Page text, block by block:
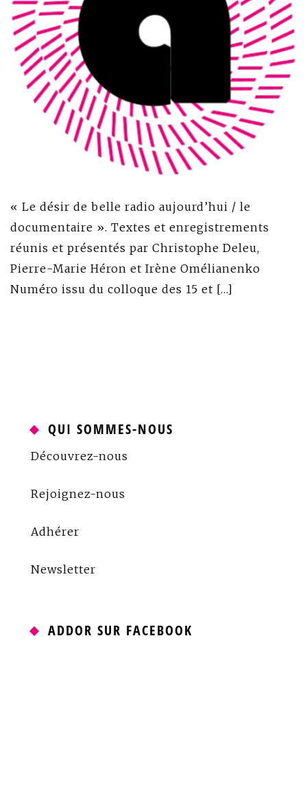
« Le désir de belle radio aujourd’hui / le
documentaire ». Textes et enregistrements
réunis et présentés par Christophe Deleu,
Pierre-Marie Héron et Irène Omélianenko
Numéro issu du colloque des 15 et […]
QUI SOMMES-NOUS
Découvrez-nous
Rejoignez-nous
Adhérer
Newsletter
ADDOR SUR FACEBOOK